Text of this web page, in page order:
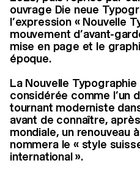
ouvrage Die neue
l’expression « Nouvelle
mouvement d’avant-
mise en page et le
époque.
La Nouvelle Typographie
considérée comme l’un
tournant moderniste
avant de connaître,
mondiale, un renouveau
nommera le « style
international ».